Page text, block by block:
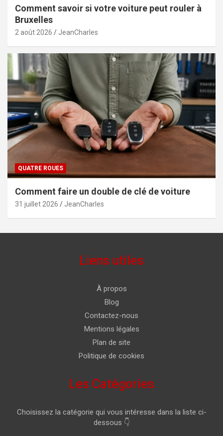
Comment savoir si votre voiture peut rouler à
Bruxelles
2 août 2026 JeanCharles
QUATRE ROUES
Comment faire un double de clé de voiture
31 juillet 2026 JeanCharles
Liens utiles
À propos
Blog
Contactez-nous
Mentions légales
Plan de site
Politique de cookies
Les Catégories
Choisissez la catégorie qui vous intéresse dans la liste ci-
dessous 👇